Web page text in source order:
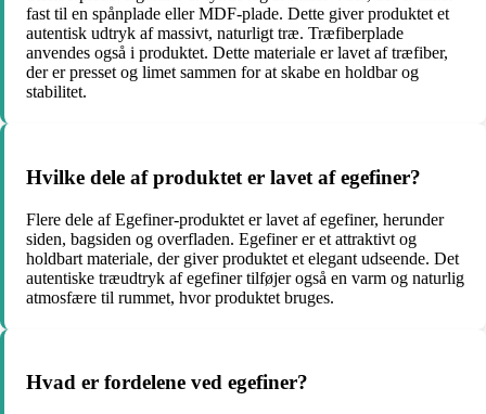
fast til en spånplade eller MDF-plade. Dette giver produktet et
autentisk udtryk af massivt, naturligt træ. Træfiberplade
anvendes også i produktet. Dette materiale er lavet af træfiber,
der er presset og limet sammen for at skabe en holdbar og
stabilitet.
Hvilke dele af produktet er lavet af egefiner?
Flere dele af Egefiner-produktet er lavet af egefiner, herunder
siden, bagsiden og overfladen. Egefiner er et attraktivt og
holdbart materiale, der giver produktet et elegant udseende. Det
autentiske træudtryk af egefiner tilføjer også en varm og naturlig
atmosfære til rummet, hvor produktet bruges.
Hvad er fordelene ved egefiner?